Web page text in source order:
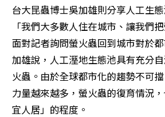
台大昆蟲博士吳加雄則分享人工生
「我們大多數人住在城市、讓我們
面對記者詢問螢火蟲回到城市對於
加雄說，人工溼地生態池具有充分
火蟲。由於全球都市化的趨勢不可
力量越來越多，螢火蟲的復育情況
宜人居」的程度。